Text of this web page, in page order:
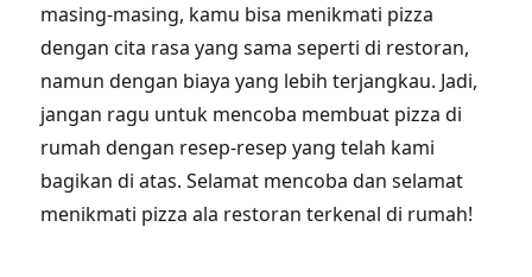
masing-masing, kamu bisa menikmati pizza
dengan cita rasa yang sama seperti di restoran,
namun dengan biaya yang lebih terjangkau. Jadi,
jangan ragu untuk mencoba membuat pizza di
rumah dengan resep-resep yang telah kami
bagikan di atas. Selamat mencoba dan selamat
menikmati pizza ala restoran terkenal di rumah!